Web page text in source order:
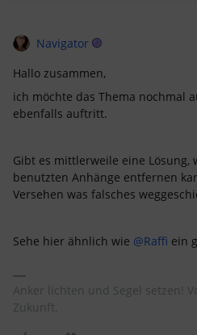
Navigator
Hallo zusammen,
ich möchte das Thema nochmal
ebenfalls auftritt.
Gibt es mittlerweile eine Lösung,
benutzten Anhänge entfernen
Versehen was falsches
Sehe hier ähnlich wie @Raffi ein
Anker lichten und Segel setzen!
Zukunft.